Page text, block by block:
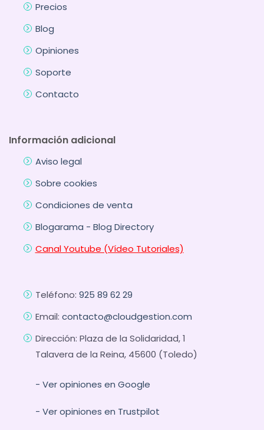
Precios
Blog
Opiniones
Soporte
Contacto
Información adicional
Aviso legal
Sobre cookies
Condiciones de venta
Blogarama - Blog Directory
Canal Youtube (Vídeo Tutoriales)
Teléfono: 925 89 62 29
Email: contacto@cloudgestion.com
Dirección: Plaza de la Solidaridad, 1
Talavera de la Reina, 45600 (Toledo)
- Ver opiniones en Google
- Ver opiniones en Trustpilot